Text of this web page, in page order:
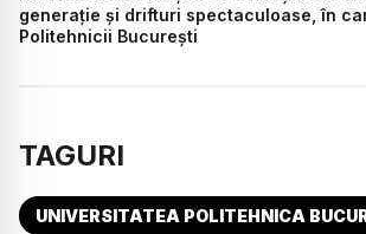
generație și drifturi spectaculoase, în
Politehnicii București
TAGURI
UNIVERSITATEA POLITEHNICA